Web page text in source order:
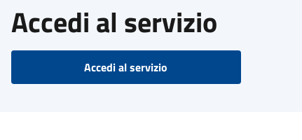
Accedi al servizio
Accedi al servizio